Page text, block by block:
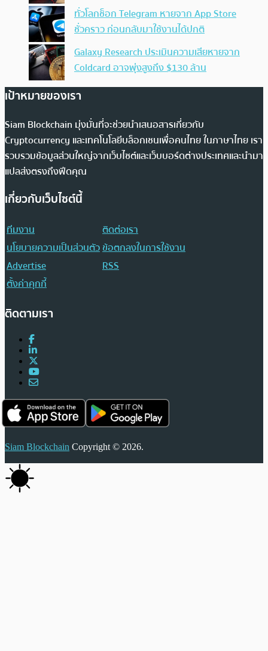
ทั่วโลกช็อก Telegram หายจาก App Store
ชั่วคราว ก่อนกลับมาใช้งานได้ปกติ
Galaxy Research ประเมินความเสียหายจาก
Coldcard อาจพุ่งสูงถึง $130 ล้าน
เป้าหมายของเรา
Siam Blockchain มุ่งมั่นที่จะช่วยนำเสนอสารเกี่ยวกับ
Cryptocurrency และเทคโนโลยีบล็อกเชนเพื่อคนไทย ในภาษาไทย เรา
รวบรวมข้อมูลส่วนใหญ่จากเว็บไซต์และเว็บบอร์ดต่างประเทศและนำมา
แปลส่งตรงถึงฟีดคุณ
เกี่ยวกับเว็บไซต์นี้
ทีมงาน
ติดต่อเรา
นโยบายความเป็นส่วนตัวข้อตกลงในการใช้งาน
Advertise
RSS
ตั้งค่าคุกกี้
ติดตามเรา
Siam Blockchain Copyright © 2026.